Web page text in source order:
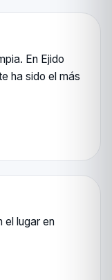
En Ejido
ha sido el más
el lugar en